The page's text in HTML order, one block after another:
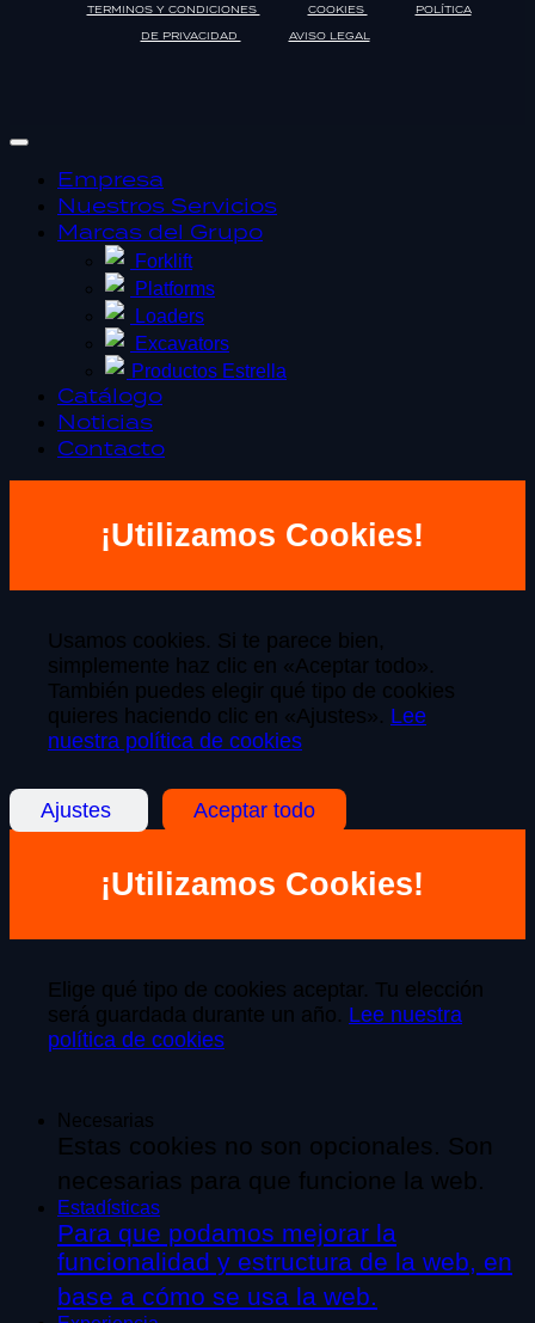
TERMINOS Y CONDICIONES COOKIES
POLÍTICA
DE PRIVACIDAD
AVISO LEGAL
Empresa
Nuestros Servicios
Marcas del Grupo
Forklift
Platforms
Loaders
Excavators
Productos Estrella
Catálogo
Noticias
Contacto
¡Utilizamos Cookies!
Usamos cookies. Si te parece bien,
simplemente haz clic en «Aceptar todo».
También puedes elegir qué tipo de cookies
quieres haciendo clic en «Ajustes». Lee
nuestra política de cookies
Ajustes Aceptar todo
¡Utilizamos Cookies!
Elige qué tipo de cookies aceptar. Tu elección
será guardada durante un año. Lee nuestra
política de cookies
Necesarias
Estas cookies no son opcionales. Son
necesarias para que funcione la web.
Estadísticas
Para que podamos mejorar la
funcionalidad y estructura de la web, en
base a cómo se usa la web.